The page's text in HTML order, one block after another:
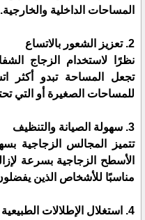
المساحات الداخلية والخارجية.
2. تعزيز الشعور بالاتساع
نظرًا لاستخدام الزجاج
تجعل المساحة تبدو أكثر
للمساحات الصغيرة أو التي
3. سهولة الصيانة والتنظيف
تتميز المجالس الزجاجية
الأسطح الزجاجية بسرعة
مناسبًا للأشخاص الذين
4. استغلال الإطلالات الطبيعية